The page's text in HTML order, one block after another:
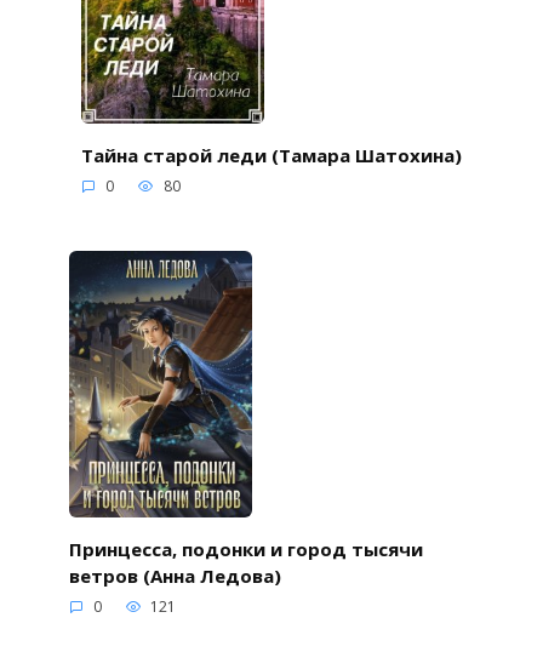
Тайна старой леди (Тамара Шатохина)
0 80
Принцесса, подонки и город тысячи
ветров (Анна Ледова)
0 121